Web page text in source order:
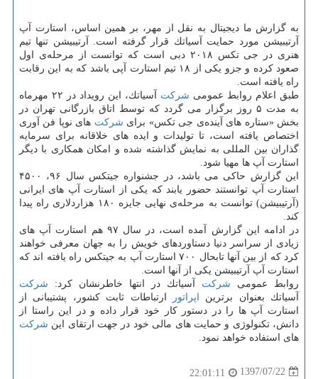
به گزارش ما دیجیتال به نقل از مهر، بر همین اساس، استارت آپ
آرتیبیشن مورد حمایت آسیاتك قرار گرفته است. آرتیبیشن تنها تیم
هنری در جی تكس ۲۰۱۸ دبی است كه توانست از مرحله‌ی اول
صعود كرده و جزو یكی از ۱۸ تیم استارت آپی باشد كه به این رقابت
راه یافته است.
طبق اعلام روابط عمومی شركت
آسیاتك، این رویداد در ۲۲ مهرماه
به مدت ۵ روز برگزار می گردد كه توسط اتاق بازرگانی تهران در
بخش «ستاره های آینده‌ی جی تكس» برای شركت های نوپا فن آوری
اختصاص یافته است، تا تولیدات و ایده های خلاقانه برای سرمایه
گذاران بین المللی به نمایش گذاشته شده و امكان همكاری با دیگر
استارت آپ ها مهیا شود.
این گزارش حاكی می باشد، در جشنواره جیتكس سال ۹۶، ۴۵۰۰
استارت آپ توانستند حضور یابند كه یكی از استارت آپ های ایرانی
(آرتیبیشن) توانست به مرحله‌ی نهایی جایزه ۱۸۰ هزاردلاری راه پیدا
كند.
در ادامه این گزارش آمده است، در سال ۹۷ هم استارت آپ های
زیادی از سراسر دنیا دستاوردهای خویش را به جهان معرفی خواهند
كرد كه از بین آنها تابحال ۷۰۰ استارت آپ به جیتكس راه یافته اند كه
استارت آپ آرتیبیشن یكی از آنها است.
روابط عمومی شركت آسیاتك در انتها خاطرنشان كرد: شركت
آسیاتك بعنوان برترین
اپراتور
ارتباطات ثابت كشور، پشتیبانی از
استارت آپ ها را در دستور كار خود قرار داده و در این راستا از
دانش، تكنولوژی و حمایت های مالی خود در جهت ارتقای این شركت
های استفاده خواهد نمود.
1397/07/22
22:01:11